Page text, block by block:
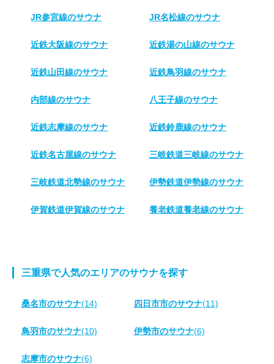
JR参宮線のサウナ JR名松線のサウナ
近鉄大阪線のサウナ 近鉄湯の山線のサウナ
近鉄山田線のサウナ 近鉄鳥羽線のサウナ
内部線のサウナ 八王子線のサウナ
近鉄志摩線のサウナ 近鉄鈴鹿線のサウナ
近鉄名古屋線のサウナ 三岐鉄道三岐線のサウナ
三岐鉄道北勢線のサウナ 伊勢鉄道伊勢線のサウナ
伊賀鉄道伊賀線のサウナ 養老鉄道養老線のサウナ
三重県で人気のエリアのサウナを探す
桑名市のサウナ(14) 四日市市のサウナ(11)
鳥羽市のサウナ(10) 伊勢市のサウナ(6)
志摩市のサウナ(6)